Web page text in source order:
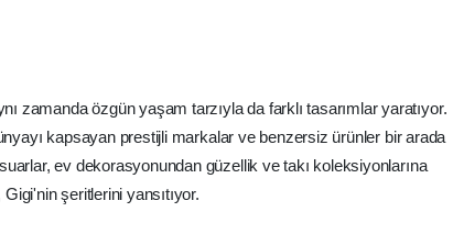
zamanda özgün yaşam tarzıyla da farklı tasarımlar yaratıyor.
kapsayan prestijli markalar ve benzersiz ürünler bir arada
ev dekorasyonundan güzellik ve takı koleksiyonlarına
şeritlerini yansıtıyor.